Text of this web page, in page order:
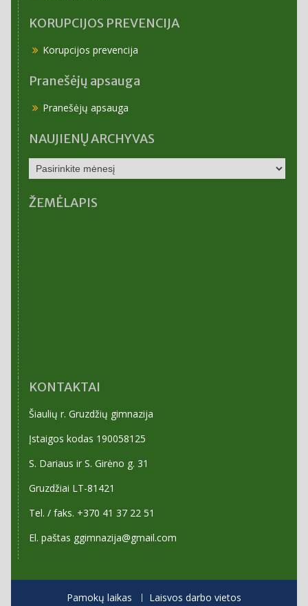
KORUPCIJOS PREVENCIJA
Korupcijos prevencija
Pranešėjų apsauga
Pranešėjų apsauga
NAUJIENŲ ARCHYVAS
NAUJIENŲ
ARCHYVAS
ŽEMĖLAPIS
KONTAKTAI
Šiaulių r. Gruzdžių gimnazija
Įstaigos kodas 190058125
S. Dariaus ir S. Girėno g. 31
Gruzdžiai LT-81421
Tel. / faks. +370 41 37 22 51
El. paštas ggimnazija@gmail.com
Pamokų laikas
Laisvos darbo vietos